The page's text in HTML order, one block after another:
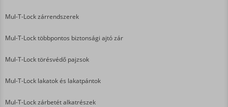
Mul-T-Lock zárrendszerek
Mul-T-Lock többpontos biztonsági ajtó zár
Mul-T-Lock törésvédő pajzsok
Mul-T-Lock lakatok és lakatpántok
Mul-T-Lock zárbetét alkatrészek